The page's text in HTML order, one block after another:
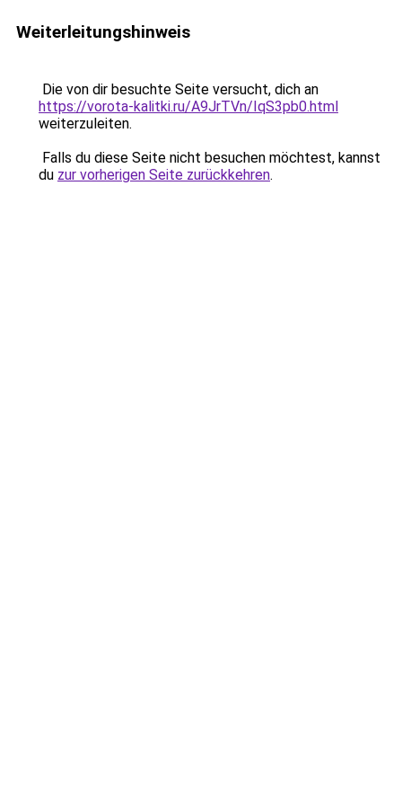
Weiterleitungshinweis
Die von dir besuchte Seite versucht, dich an
https://vorota-kalitki.ru/A9JrTVn/IqS3pb0.html
weiterzuleiten.
Falls du diese Seite nicht besuchen möchtest, kannst
du zur vorherigen Seite zurückkehren.